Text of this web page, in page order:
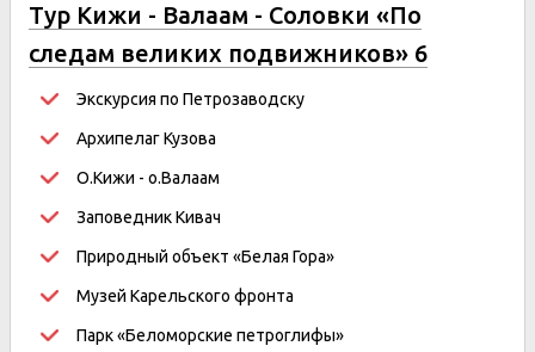
Тур Кижи - Валаам - Соловки «По
следам великих подвижников» 6
дней/5 ночей
Экскурсия по Петрозаводску
Архипелаг Кузова
О.Кижи - о.Валаам
Заповедник Кивач
Природный объект «Белая Гора»
Музей Карельского фронта
Парк «Беломорские петроглифы»